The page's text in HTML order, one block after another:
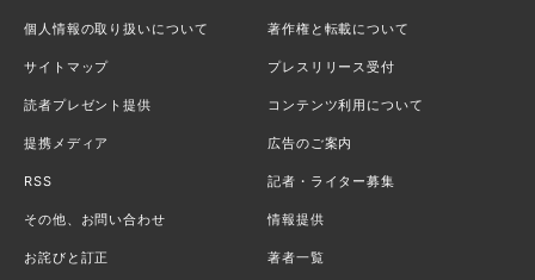
個人情報の取り扱いについて 著作権と転載について
サイトマップ プレスリリース受付
読者プレゼント提供 コンテンツ利用について
提携メディア 広告のご案内
RSS 記者・ライター募集
その他、お問い合わせ 情報提供
お詫びと訂正 著者一覧